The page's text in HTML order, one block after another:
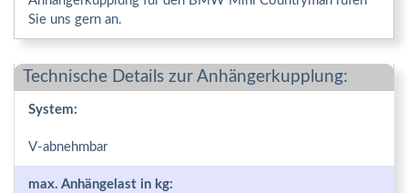
Sie uns gern an.
Technische Details zur Anhängerkupplung:
System:
V-abnehmbar
max. Anhängelast in kg: